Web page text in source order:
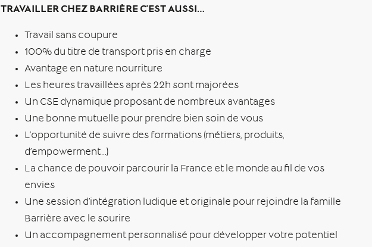
TRAVAILLER CHEZ BARRIÈRE C’EST AUSSI…
Travail sans coupure
100% du titre de transport pris en charge
Avantage en nature nourriture
Les heures travaillées après 22h sont majorées
Un CSE dynamique proposant de nombreux avantages
Une bonne mutuelle pour prendre bien soin de vous
L’opportunité de suivre des formations (métiers, produits,
d’empowerment…)
La chance de pouvoir parcourir la France et le monde au fil de vos
envies
Une session d’intégration ludique et originale pour rejoindre la famille
Barrière avec le sourire
Un accompagnement personnalisé pour développer votre potentiel